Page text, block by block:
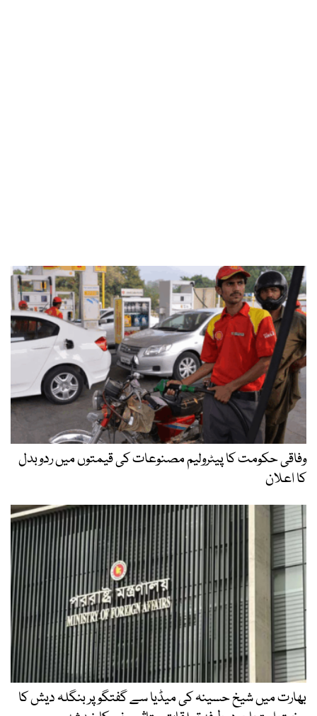
وفاقی حکومت کا پیٹرولیم مصنوعات کی قیمتوں میں ردوبدل
کا اعلان
بھارت میں شیخ حسینہ کی میڈیا سے گفتگو پر بنگلہ دیش کا